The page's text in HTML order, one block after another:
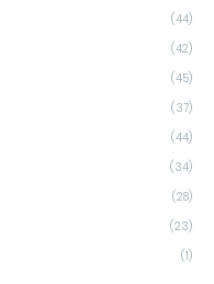
(44)
(42)
(45)
(37)
(44)
(34)
(28)
(23)
(1)